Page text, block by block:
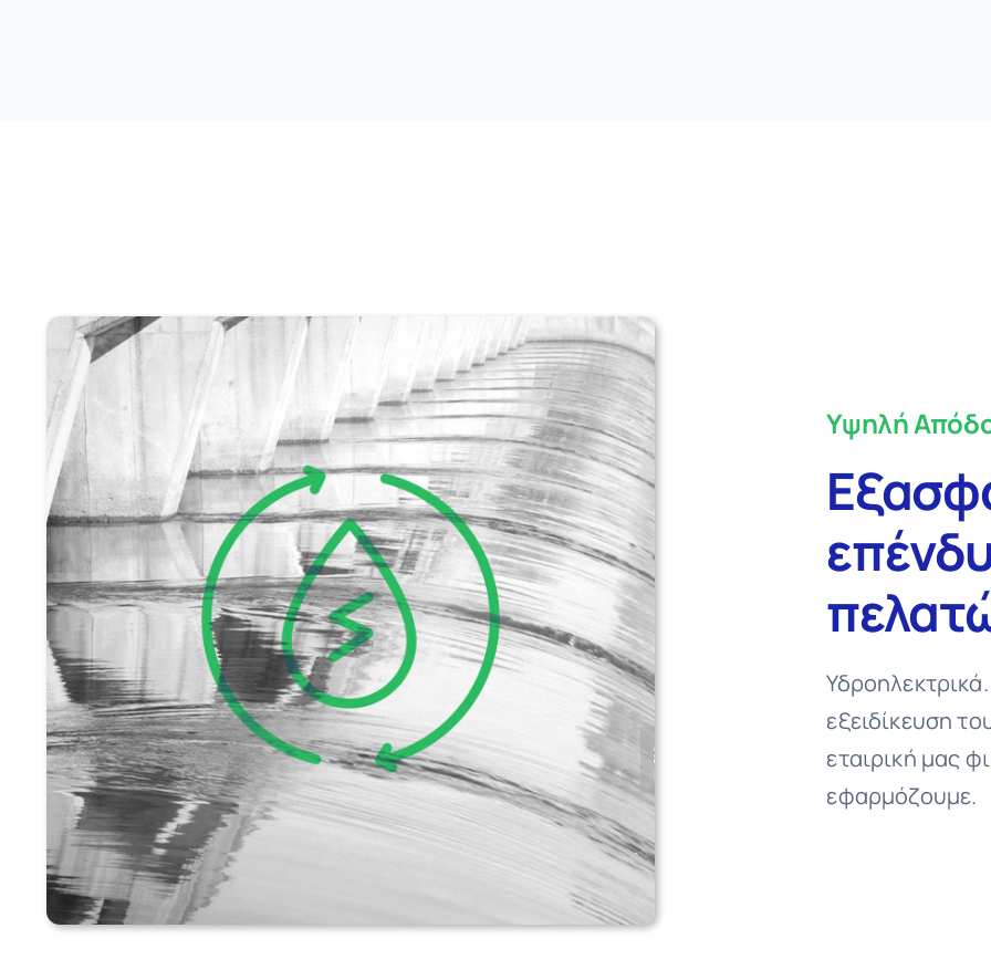
Υψηλή
εξειδίκευση
εταιρική μας
εφαρμόζουμε.